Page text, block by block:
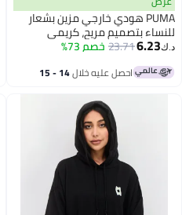
PUMA هودي خارجي مزين بشعار
للنساء بتصميم مريح، كريمي
د.ك‏6.23
23.71خصم 73%
احصل عليه خلال 14 - 15